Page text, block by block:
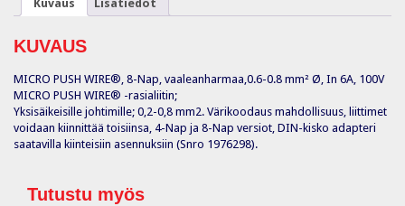
määrä
Kuvaus Lisätiedot
KUVAUS
MICRO PUSH WIRE®, 8-Nap, vaaleanharmaa,0.6-0.8 mm² Ø, In 6A, 100V
MICRO PUSH WIRE® -rasialiitin;
Yksisäikeisille johtimille; 0,2-0,8 mm2. Värikoodaus mahdollisuus, liittimet
voidaan kiinnittää toisiinsa, 4-Nap ja 8-Nap versiot, DIN-kisko adapteri
saatavilla kiinteisiin asennuksiin (Snro 1976298).
Tutustu myös